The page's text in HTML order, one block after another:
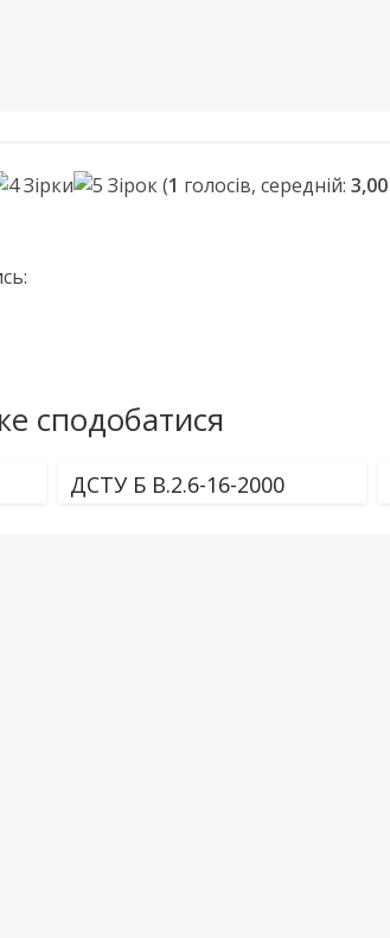
(1 голосів, середній: 3,00
сподобатися
ДСТУ Б В.2.6-16-2000